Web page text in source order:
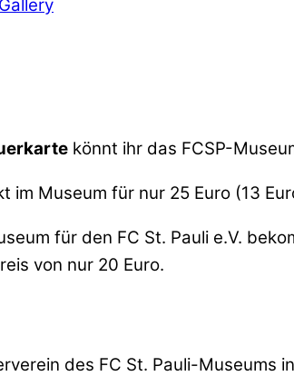
könnt ihr das FCSP-
im Museum für nur 25 Euro (13
für den FC St. Pauli e.V.
von nur 20 Euro.
des FC St. Pauli-Museums